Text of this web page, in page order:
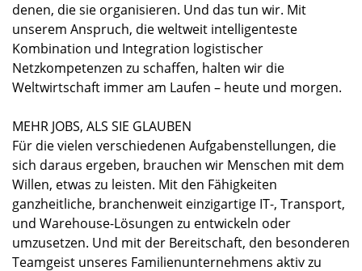
denen, die sie organisieren. Und das tun wir. Mit
unserem Anspruch, die weltweit intelligenteste
Kombination und Integration logistischer
Netzkompetenzen zu schaffen, halten wir die
Weltwirtschaft immer am Laufen – heute und morgen.
MEHR JOBS, ALS SIE GLAUBEN
Für die vielen verschiedenen Aufgabenstellungen, die
sich daraus ergeben, brauchen wir Menschen mit dem
Willen, etwas zu leisten. Mit den Fähigkeiten
ganzheitliche, branchenweit einzigartige IT-, Transport,
und Warehouse-Lösungen zu entwickeln oder
umzusetzen. Und mit der Bereitschaft, den besonderen
Teamgeist unseres Familienunternehmens aktiv zu